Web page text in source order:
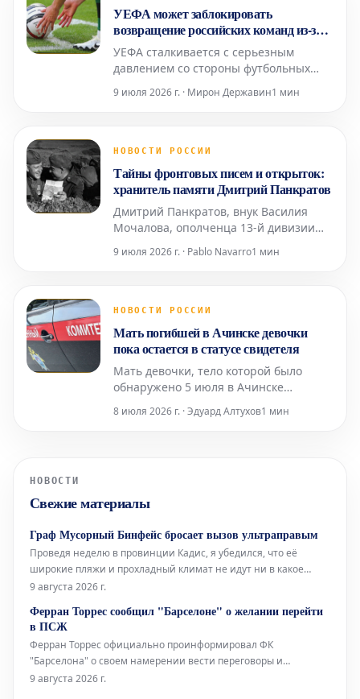
взрывах в нескольких иранских
городах, вкл
УЕФА может заблокировать
возвращение российских команд из-за
давления трех стран
УЕФА сталкивается с серьезным
давлением со стороны футбольных
Франции, что может помешать
европейские федерации сохраняют
такого шага. Ранее, в 2023 году, УЕФА
уже
9 июля 2026 г. · Мирон Державин1 мин
НОВОСТИ РОССИИ
Тайны фронтовых писем и открыток:
хранитель памяти Дмитрий Панкратов
Дмитрий Панкратов, внук Василия
Мочалова, ополченца 13-й дивизии
народного ополчения Ростокинского
района Москвы, на протяжении 30 лет
Отечественной войны. В его
около пяти тысяч различных
артефактов: конв
9 июля 2026 г. · Pablo Navarro1 мин
НОВОСТИ РОССИИ
Мать погибшей в Ачинске девочки
пока остается в статусе свидетеля
Мать девочки, тело которой было
обнаружено 5 июля в Ачинске
исчезновения, на данный момент
Следственного комитета России.
8 июля 2026 г. · Эдуард Алтухов1 мин
НОВОСТИ
Свежие материалы
Граф Мусорный Бинфейс бросает вызов ультраправым
Проведя неделю в провинции Кадис, я убедился, что её
широкие пляжи и прохладный климат не идут ни в какое
сравнение со средиземноморским побережьем. Здесь, в
благодаря океанским бризам, смягчающим силу солнца, он
совершенно не нужен.
9 августа 2026 г.
Ферран Торрес сообщил "Барселоне" о желании перейти
в ПСЖ
Ферран Торрес официально проинформировал ФК
"Барселона" о своем намерении вести переговоры и
заключить соглашение с "ПСЖ". Валенсийский нападающий
9 августа 2026 г.